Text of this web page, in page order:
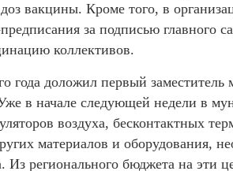
вакцины. Кроме того, в
за подписью главного
коллективов.
года доложил первый заместитель
в начале следующей недели в
воздуха, бесконтактных
материалов и оборудования,
Из регионального бюджета на эти